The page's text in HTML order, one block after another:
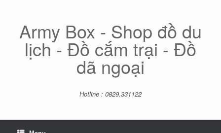
Army Box - Shop đồ du
lịch - Đồ cắm trại - Đồ
dã ngoại
Hotline : 0829.331122